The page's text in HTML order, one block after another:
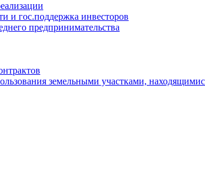
и гос.поддержка инвесторов
предпринимательства
земельными участками,